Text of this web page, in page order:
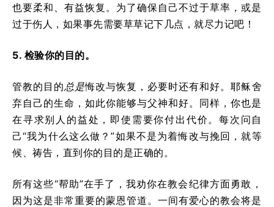
也要柔和、有益恢复。为了确保自己不过于草率，或是
过于伤人，如果事先需要草草记下几点，就尽力记吧！
5. 检验你的目的。
管教的目的总是悔改与恢复，必要时还有和好。耶稣舍
弃自己的生命，如此你能够与父神和好。同样，你也是
在寻求别人的益处，即使需要你付出代价。每次问自
己“我为什么这么做？”如果不是为着悔改与挽回，就等
候、祷告，直到你的目的是正确的。
所有这些“帮助”在手了，我劝你在教会纪律方面勇敢，
因为这是非常重要的蒙恩管道。一间有爱心的教会将是